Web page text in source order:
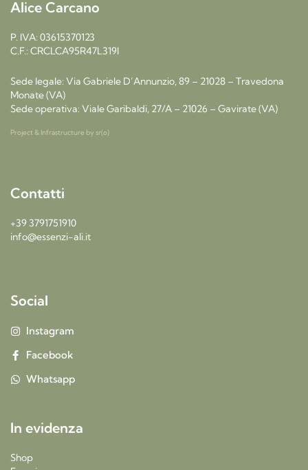
Alice Carcano
P. IVA: 03615370123
C.F.: CRCLCA95R47L319I
Sede legale: Via Gabriele D’Annunzio, 89 – 21028 – Travedona
Monate (VA)
Sede operativa: Viale Garibaldi, 27/A – 21026 – Gavirate (VA)
Project & Infrastructure by sr(o)
Contatti
+39 3791751910
info@essenzi-ali.it
Social
Instagram
Facebook
Whatsapp
In evidenza
Shop